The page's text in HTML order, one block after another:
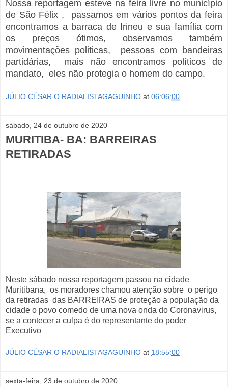
Nossa reportagem esteve na feira livre no município
de São Félix , passamos em vários pontos da feira
encontramos a barraca de Irineu e sua família com
os preços ótimos, observamos também
movimentações politicas, pessoas com bandeiras
partidárias, mais não encontramos políticos de
mandato, eles não protegia o homem do campo.
JÚLIO CÉSAR O RADIALISTAGAGUINHO at 06:06:00
sábado, 24 de outubro de 2020
MURITIBA- BA: BARREIRAS
RETIRADAS
Neste sábado nossa reportagem passou na cidade
Muritibana, os moradores chamou atenção sobre o perigo
da retiradas das BARREIRAS de proteção a população da
cidade o povo comedo de uma nova onda do Coronavirus,
se a contecer a culpa é do representante do poder
Executivo
JÚLIO CÉSAR O RADIALISTAGAGUINHO at 18:55:00
sexta-feira, 23 de outubro de 2020